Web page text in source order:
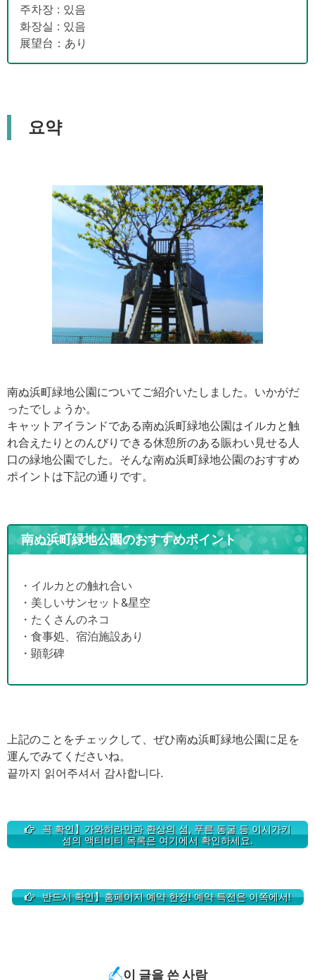
주차장 : 있음
화장실 : 있음
展望台：あり
요약
南ぬ浜町緑地公園についてご紹介いたしました。いかがだ
ったでしょうか。
キャットアイランドである南ぬ浜町緑地公園はイルカと触
れ合えたりとのんびりできる休憩所のある賑わい見せる人
口の緑地公園でした。そんな南ぬ浜町緑地公園のおすすめ
ポイントは下記の通りです。
南ぬ浜町緑地公園のおすすめポイント
・イルカとの触れ合い
・美しいサンセット&星空
・たくさんのネコ
・食事処、宿泊施設あり
・顕彰碑
上記のことをチェックして、ぜひ南ぬ浜町緑地公園に足を
運んでみてくださいね。
끝까지 읽어주셔서 감사합니다.
꼭 확인】가와히라만과 환상의 섬, 푸른 동굴 등 이시가키
섬의 액티비티 목록은 여기에서 확인하세요.
반드시 확인】홈페이지 예약 한정! 예약 특전은 이쪽에서!
이 글을 쓴 사람